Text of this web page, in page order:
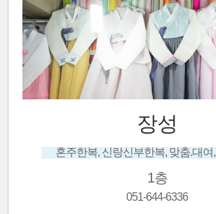
장성
혼주한복, 신랑신부한복, 맞춤.대여
1층
051-644-6336